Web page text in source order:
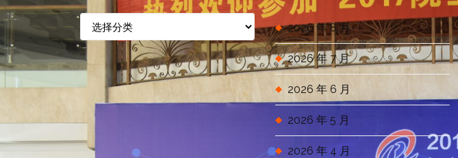
息
分
类
2026 年 8 月
2026 年 7 月
2026 年 6 月
2026 年 5 月
2026 年 4 月